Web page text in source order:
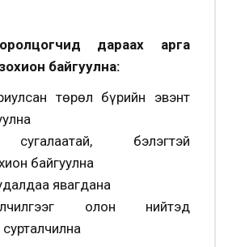
дараах арга
байгуулна:
төрөл бүрийн эвэнт
сугалаатай, бэлэгтэй
байгуулна
явагдана
олон нийтэд